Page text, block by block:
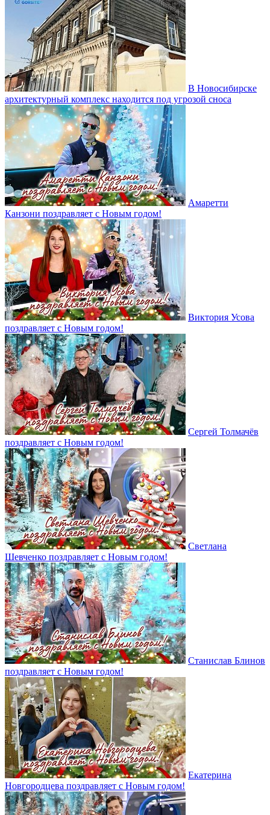
В Новосибирске
архитектурный комплекс находится под угрозой сноса
Амаретти
Канзони поздравляет с Новым годом!
Виктория Усова
поздравляет с Новым годом!
Сергей Толмачёв
поздравляет с Новым годом!
Светлана
Шевченко поздравляет с Новым годом!
Станислав Блинов
поздравляет с Новым годом!
Екатерина
Новгородцева поздравляет с Новым годом!